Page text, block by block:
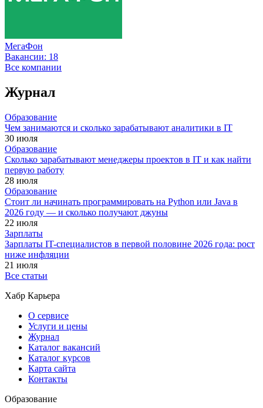
МегаФон
Вакансии: 18
Все компании
Журнал
Образование
Чем занимаются и сколько зарабатывают аналитики в IT
30 июля
Образование
Сколько зарабатывают менеджеры проектов в IT и как найти
первую работу
28 июля
Образование
Стоит ли начинать программировать на Python или Java в
2026 году — и сколько получают джуны
22 июля
Зарплаты
Зарплаты IT-специалистов в первой половине 2026 года: рост
ниже инфляции
21 июля
Все статьи
Хабр Карьера
О сервисе
Услуги и цены
Журнал
Каталог вакансий
Каталог курсов
Карта сайта
Контакты
Образование